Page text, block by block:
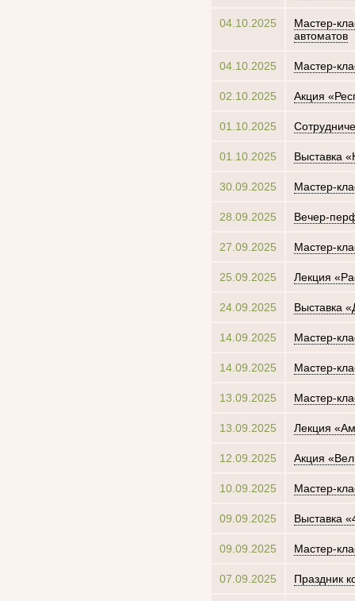
04.10.2025
Мастер-
автоматов
04.10.2025 Мастер-
02.10.2025 Акция
01.10.2025
01.10.2025 Выставка
30.09.2025 Мастер-
28.09.2025 Вечер-
27.09.2025 Мастер-
25.09.2025 Лекция
24.09.2025 Выставка
14.09.2025 Мастер-
14.09.2025 Мастер-
13.09.2025 Мастер-
13.09.2025 Лекция
12.09.2025 Акция
10.09.2025 Мастер-
09.09.2025 Выставка
09.09.2025 Мастер-
07.09.2025 Праздник